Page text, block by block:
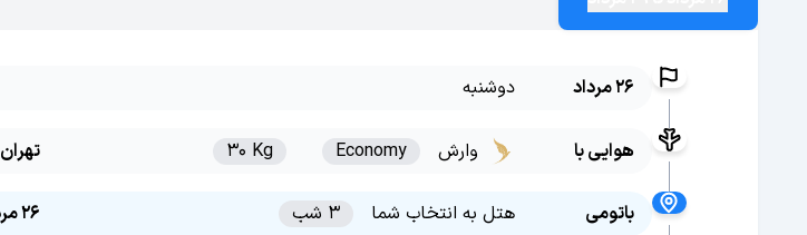
26 مرداد دوشنبه
هوایی با وارش Economy
30 Kg تهران
باتومی هتل به انتخاب شما 3 شب 26 مرداد